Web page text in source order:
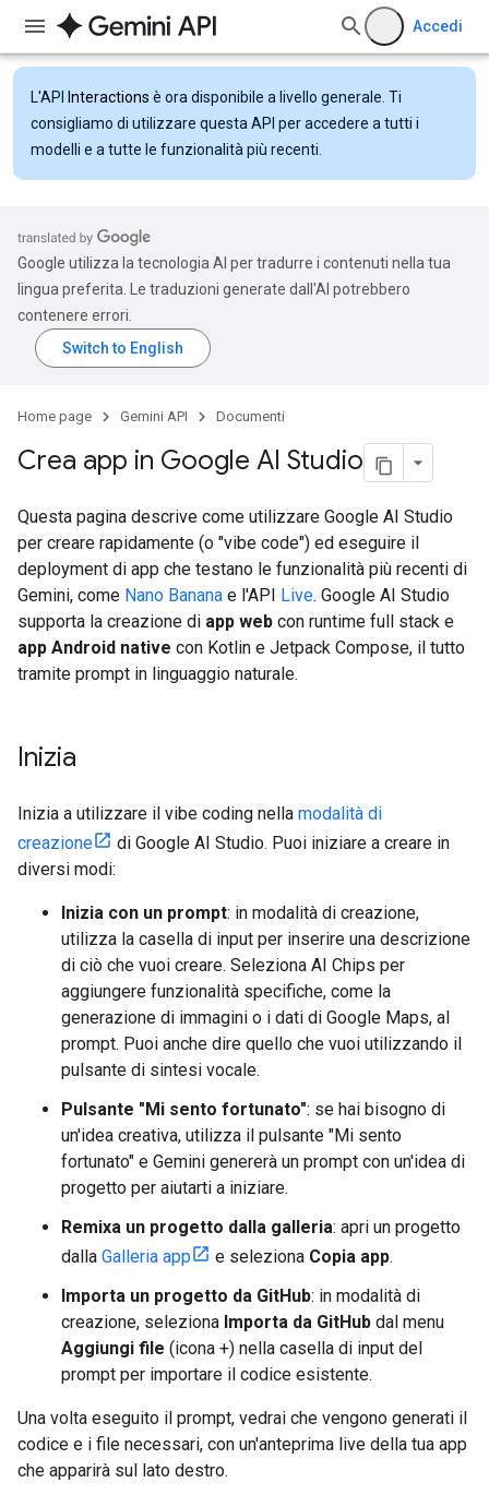
Accedi
L'API Interactions è ora disponibile a livello generale. Ti
consigliamo di utilizzare questa API per accedere a tutti i
modelli e a tutte le funzionalità più recenti.
Google utilizza la tecnologia AI per tradurre i contenuti nella tua
lingua preferita. Le traduzioni generate dall'AI potrebbero
contenere errori.
Home page Gemini API Documenti
Crea app in Google AI Studio
Questa pagina descrive come utilizzare Google AI Studio
per creare rapidamente (o "vibe code") ed eseguire il
deployment di app che testano le funzionalità più recenti di
Gemini, come Nano Banana e l'API Live. Google AI Studio
supporta la creazione di app web con runtime full stack e
app Android native con Kotlin e Jetpack Compose, il tutto
tramite prompt in linguaggio naturale.
Inizia
Inizia a utilizzare il vibe coding nella modalità di
creazione
di Google AI Studio. Puoi iniziare a creare in
diversi modi:
Inizia con un prompt: in modalità di creazione,
utilizza la casella di input per inserire una descrizione
di ciò che vuoi creare. Seleziona AI Chips per
aggiungere funzionalità specifiche, come la
generazione di immagini o i dati di Google Maps, al
prompt. Puoi anche dire quello che vuoi utilizzando il
pulsante di sintesi vocale.
Pulsante "Mi sento fortunato": se hai bisogno di
un'idea creativa, utilizza il pulsante "Mi sento
fortunato" e Gemini genererà un prompt con un'idea di
progetto per aiutarti a iniziare.
Remixa un progetto dalla galleria: apri un progetto
dalla Galleria app e seleziona Copia app.
Importa un progetto da GitHub: in modalità di
creazione, seleziona Importa da GitHub dal menu
Aggiungi file (icona +) nella casella di input del
prompt per importare il codice esistente.
Una volta eseguito il prompt, vedrai che vengono generati il
codice e i file necessari, con un'anteprima live della tua app
che apparirà sul lato destro.